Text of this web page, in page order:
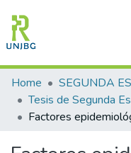
Communities &
All of DSpace
Home
SEGUNDA